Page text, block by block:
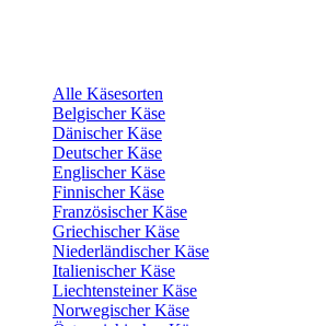
Alle Käsesorten
Belgischer Käse
Dänischer Käse
Deutscher Käse
Englischer Käse
Finnischer Käse
Französischer Käse
Griechischer Käse
Niederländischer Käse
Italienischer Käse
Liechtensteiner Käse
Norwegischer Käse